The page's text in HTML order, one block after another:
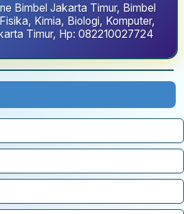
Bimbel Jakarta Timur, Bimbel
Kimia, Biologi, Komputer,
Timur, Hp: 082210027724